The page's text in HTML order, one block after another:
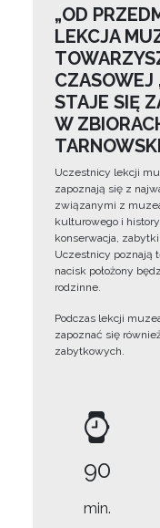
„OD
LEKCJA
CZASOWEJ
STAJE SIĘ
W
Uczestnicy lekcji
zapoznają się z
związanymi z
kulturowego i
konserwacja,
Uczestnicy poznają
nacisk położony
rodzinne.
Podczas lekcji
zapoznać się
zabytkowych.
90
min.